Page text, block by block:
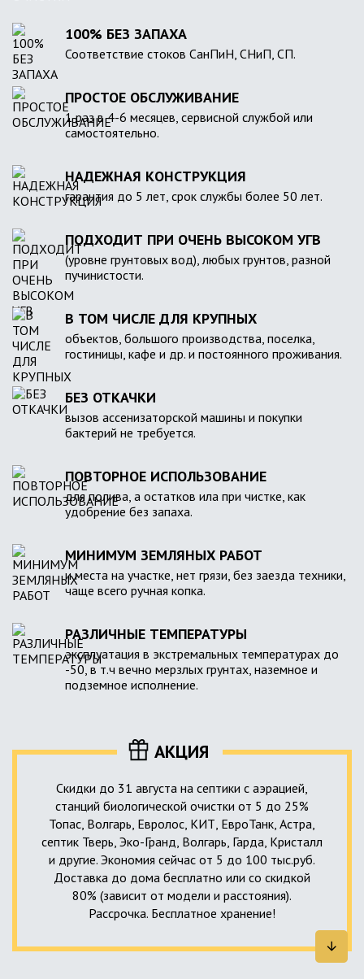
100% БЕЗ ЗАПАХА
Соответствие стоков СанПиН, СНиП, СП.
ПРОСТОЕ ОБСЛУЖИВАНИЕ
1 раз в 4-6 месяцев, сервисной службой или
самостоятельно.
НАДЕЖНАЯ КОНСТРУКЦИЯ
гарантия до 5 лет, срок службы более 50 лет.
ПОДХОДИТ ПРИ ОЧЕНЬ ВЫСОКОМ УГВ
(уровне грунтовых вод), любых грунтов, разной
пучинистости.
В ТОМ ЧИСЛЕ ДЛЯ КРУПНЫХ
объектов, большого производства, поселка,
гостиницы, кафе и др. и постоянного проживания.
БЕЗ ОТКАЧКИ
вызов ассенизаторской машины и покупки
бактерий не требуется.
ПОВТОРНОЕ ИСПОЛЬЗОВАНИЕ
для полива, а остатков ила при чистке, как
удобрение без запаха.
МИНИМУМ ЗЕМЛЯНЫХ РАБОТ
и места на участке, нет грязи, без заезда техники,
чаще всего ручная копка.
РАЗЛИЧНЫЕ ТЕМПЕРАТУРЫ
эксплуатация в экстремальных температурах до
-50, в т.ч вечно мерзлых грунтах, наземное и
подземное исполнение.
АКЦИЯ
Скидки до 31 августа на септики с аэрацией,
станций биологической очистки от 5 до 25%
Топас, Волгарь, Евролос, КИТ, ЕвроТанк, Астра,
септик Тверь, Эко-Гранд, Волгарь, Гарда, Кристалл
и другие. Экономия сейчас от 5 до 100 тыс.руб.
Доставка до дома бесплатно или со скидкой
80% (зависит от модели и расстояния).
Рассрочка. Бесплатное хранение!